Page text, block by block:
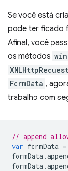
Se você está
pode ter ficado
Afinal, você
os métodos
FormData ,
trabalho com
// append
var formData =
formData.
formData.